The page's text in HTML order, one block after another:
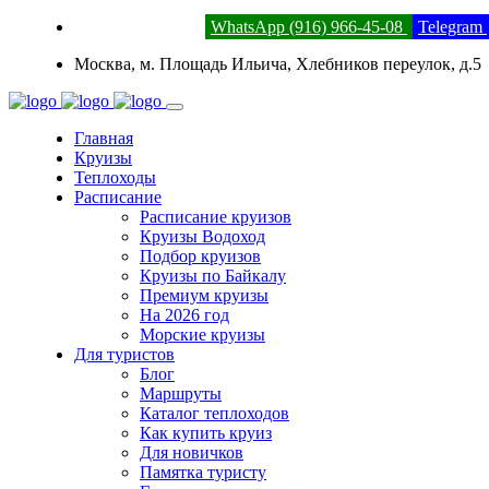
WhatsApp (916) 966-45-08 Telegram
Москва, м. Площадь Ильича, Хлебников переулок, д.5
Главная
Круизы
Теплоходы
Расписание
Расписание круизов
Круизы Водоход
Подбор круизов
Круизы по Байкалу
Премиум круизы
На 2026 год
Морские круизы
Для туристов
Блог
Маршруты
Каталог теплоходов
Как купить круиз
Для новичков
Памятка туристу